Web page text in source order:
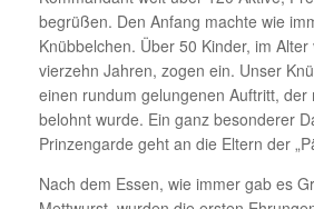
begrüßen. Den Anfang machte wie
Knübbelchen. Über 50 Kinder, im
vierzehn Jahren, zogen ein. Unser
einen rundum gelungenen Auftritt, der
belohnt wurde. Ein ganz besonderer
Prinzengarde geht an die Eltern der
Nach dem Essen, wie immer gab es